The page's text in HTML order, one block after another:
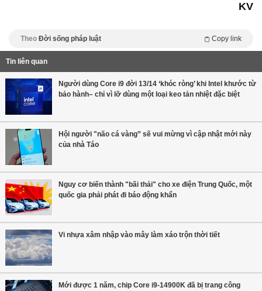
KV
Theo Đời sống pháp luật Copy link
Tin liên quan
Người dùng Core i9 đời 13/14 ‘khóc ròng’ khi Intel khước từ
bảo hành– chỉ vì lỡ dùng một loại keo tản nhiệt đặc biệt
Hội người "não cá vàng” sẽ vui mừng vì cập nhật mới này
của nhà Táo
Nguy cơ biến thành "bãi thải" cho xe điện Trung Quốc, một
quốc gia phải phát đi báo động khẩn
Vi nhựa xâm nhập vào mây làm xáo trộn thời tiết
Mới được 1 năm, chip Core i9-14900K đã bị trang công